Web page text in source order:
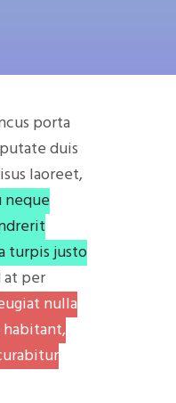
porta
duis
laoreet,
turpis justo
per
nulla